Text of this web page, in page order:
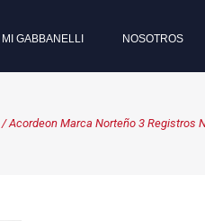
MI GABBANELLI NOSOTROS
/ Acordeon Marca Norteño 3 Registros